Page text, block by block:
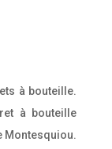
à bouteille.
à bouteille
Montesquiou.